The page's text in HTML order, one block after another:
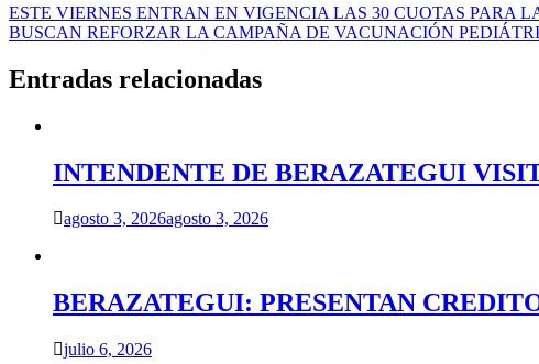
Navegación
de
entradas
ESTE VIERNES ENTRAN EN VIGENCIA LAS 30 CUOTAS PARA
BUSCAN REFORZAR LA CAMPAÑA DE VACUNACIÓN
Entradas relacionadas
INTENDENTE DE BERAZATEGUI
agosto 3, 2026agosto 3, 2026
BERAZATEGUI: PRESENTAN
julio 6, 2026